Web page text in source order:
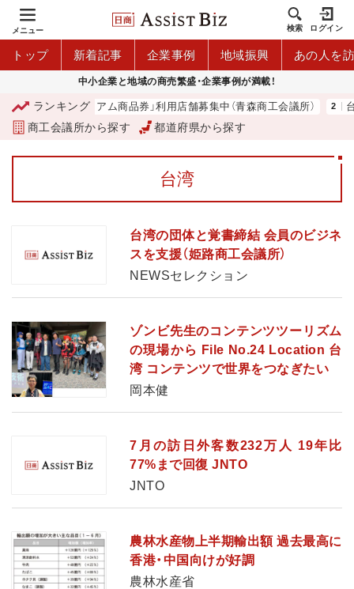
メニュー 検索 ログイン
トップ 新着記事 企業事例 地域振興 あの人を
中小企業と地域の商売繁盛・企業事例が満載！
ランキング
「青森市プレミアム商品券」利用店舗募集中（青森商工会議所） 台
商工会議所から探す 都道府県から探す
台湾
台湾の団体と覚書締結 会員のビジネ
スを支援（姫路商工会議所）
NEWSセレクション
ゾンビ先生のコンテンツツーリズム
の現場から File No.24 Location 台
湾 コンテンツで世界をつなぎたい
岡本健
7月の訪日外客数232万人 19年比
77%まで回復 JNTO
JNTO
農林水産物上半期輸出額 過去最高に
香港・中国向けが好調
農林水産省